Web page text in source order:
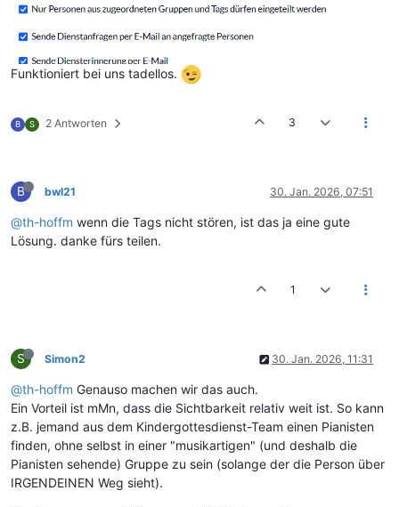
Funktioniert bei uns tadellos.
B S 2 Antworten 3
B bwl21 30. Jan. 2026, 07:51
@th-hoffm wenn die Tags nicht stören, ist das ja eine gute
Lösung. danke fürs teilen.
1
S Simon2 30. Jan. 2026, 11:31
@th-hoffm Genauso machen wir das auch.
Ein Vorteil ist mMn, dass die Sichtbarkeit relativ weit ist. So kann
z.B. jemand aus dem Kindergottesdienst-Team einen Pianisten
finden, ohne selbst in einer "musikartigen" (und deshalb die
Pianisten sehende) Gruppe zu sein (solange der die Person über
IRGENDEINEN Weg sieht).